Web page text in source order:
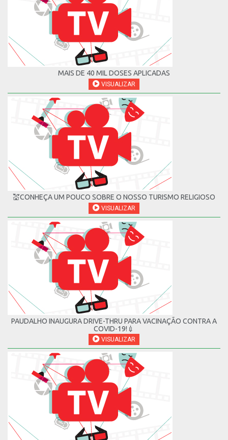
MAIS DE 40 MIL DOSES APLICADAS
VISUALIZAR
💒CONHEÇA UM POUCO SOBRE O NOSSO TURISMO RELIGIOSO
VISUALIZAR
PAUDALHO INAUGURA DRIVE-THRU PARA VACINAÇÃO CONTRA A
COVID-19!💉
VISUALIZAR